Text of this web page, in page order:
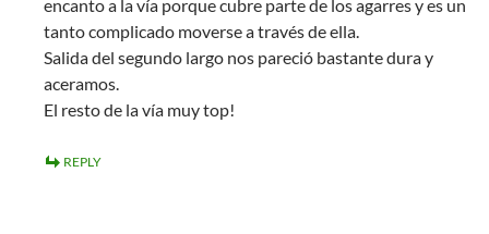
encanto a la vía porque cubre parte de los agarres y es un
tanto complicado moverse a través de ella.
Salida del segundo largo nos pareció bastante dura y
aceramos.
El resto de la vía muy top!
REPLY